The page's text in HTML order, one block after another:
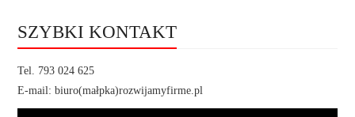
SZYBKI KONTAKT
Tel. 793 024 625
E-mail: biuro(małpka)rozwijamyfirme.pl